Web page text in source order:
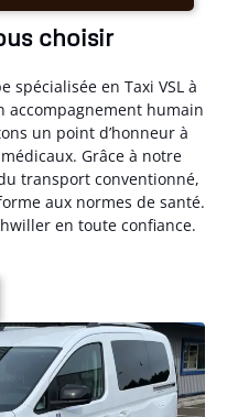
choisir
spécialisée en Taxi VSL à
accompagnement humain
un point d’honneur à
Grâce à notre
transport conventionné,
aux normes de santé.
en toute confiance.